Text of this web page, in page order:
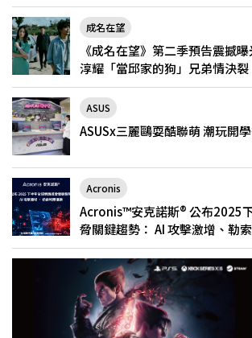
限定登場
成名在望
《成名在望》第二季預告震撼
淳耀「當邱家的狗」兄弟情決裂
ASUS
ASUSx三麗鷗耍酷聯萌 潮玩開
Acronis
Acronis™安克諾斯® 公布2025
脅關鍵趨勢： AI 攻擊激增